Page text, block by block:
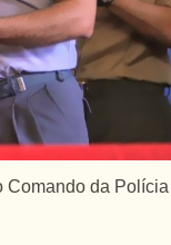
Comando da